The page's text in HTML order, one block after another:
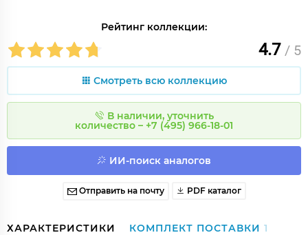
Рейтинг коллекции:
4.7 / 5
Смотреть всю коллекцию
В наличии, уточнить
количество – +7 (495) 966-18-01
ИИ-поиск аналогов
Отправить на почту PDF каталог
ХАРАКТЕРИСТИКИ КОМПЛЕКТ ПОСТАВКИ 1